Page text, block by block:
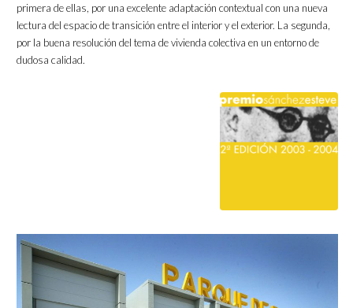
primera de ellas, por una excelente adaptación contextual con una nueva
lectura del espacio de transición entre el interior y el exterior. La segunda,
por la buena resolución del tema de vivienda colectiva en un entorno de
dudosa calidad.